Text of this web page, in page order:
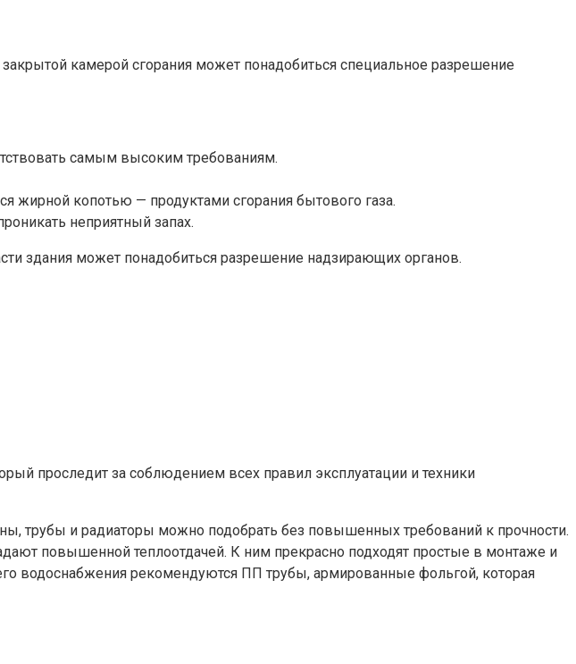
камерой сгорания может понадобиться специальное разрешение
самым высоким требованиям.
жирной копотью — продуктами сгорания бытового газа.
неприятный запах.
здания может понадобиться разрешение надзирающих органов.
проследит за соблюдением всех правил эксплуатации и техники
трубы и радиаторы можно подобрать без повышенных требований к прочности.
повышенной теплоотдачей. К ним прекрасно подходят простые в монтаже и
водоснабжения рекомендуются ПП трубы, армированные фольгой, которая